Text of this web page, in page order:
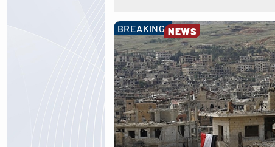
BREAKING NEWS